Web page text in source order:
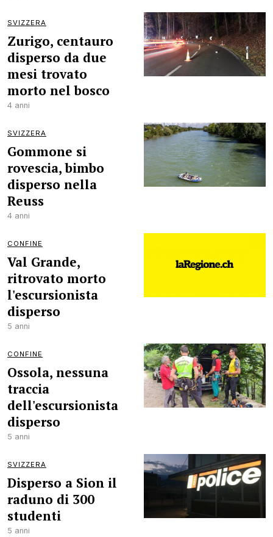
SVIZZERA
Zurigo, centauro
disperso da due
mesi trovato
morto nel bosco
4 anni
SVIZZERA
Gommone si
rovescia, bimbo
disperso nella
Reuss
4 anni
CONFINE
Val Grande,
ritrovato morto
l'escursionista
disperso
5 anni
CONFINE
Ossola, nessuna
traccia
dell'escursionista
disperso
5 anni
SVIZZERA
Disperso a Sion il
raduno di 300
studenti
5 anni